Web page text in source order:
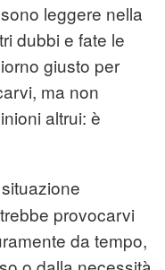
leggere nella
dubbi e fate le
giusto per
ma non
altrui: è
provocarvi
da tempo,